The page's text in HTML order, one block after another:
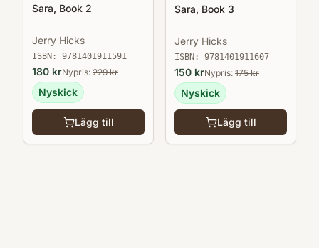
Sara, Book 2
Jerry Hicks
ISBN: 9781401911591
180 krNypris: 229kr
Nyskick
Lägg till
Sara, Book 3
Jerry Hicks
ISBN: 9781401911607
150 krNypris: 175kr
Nyskick
Lägg till